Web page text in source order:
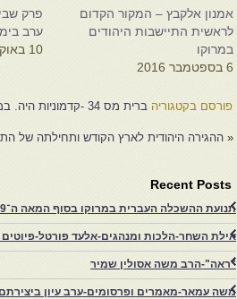
אמנון אלקבץ – המקור הקדום
לראשית התיישבות היהודים
במרוקו
6 בספטמבר 2016
פרק
ערב
10 באוקטובר 2015
פורסם בקטגוריה ברית מס 34 -קדמוניות היה. במר.
« ההגירה היהודית לארץ הקודש ותחילתה של
Recent Posts
תנועת ההשכלה העברית במרוקו בסוף המאה ה־19 ותרומתה להתעוררות הציונית.-יוסף שיטרית.
אילת השחר-הלכות ומנהגים-אלעד פורטל-פיוטים
"ראה"-הרב משה אסולין שמיר
משה עמאר-מאמרים ופרסומים-ערב עיון